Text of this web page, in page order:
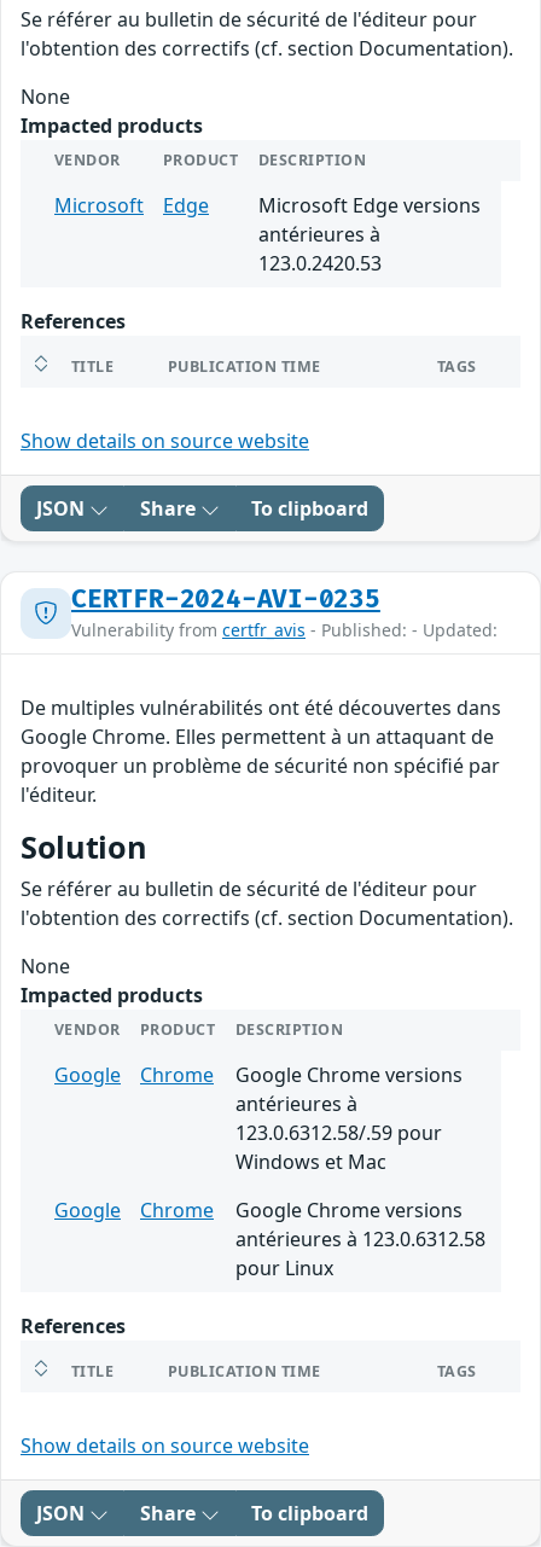
Se référer au bulletin de sécurité de l'éditeur pour
l'obtention des correctifs (cf. section Documentation).
None
Impacted products
VENDOR PRODUCT DESCRIPTION
Microsoft Edge
Microsoft Edge versions
antérieures à
123.0.2420.53
References
TITLE PUBLICATION TIME TAGS
Show details on source website
JSON Share To clipboard
CERTFR-2024-AVI-0235
Vulnerability from certfr_avis - Published: - Updated:
De multiples vulnérabilités ont été découvertes dans
Google Chrome. Elles permettent à un attaquant de
provoquer un problème de sécurité non spécifié par
l'éditeur.
Solution
Se référer au bulletin de sécurité de l'éditeur pour
l'obtention des correctifs (cf. section Documentation).
None
Impacted products
VENDOR PRODUCT DESCRIPTION
Google Chrome
Google Chrome versions
antérieures à
123.0.6312.58/.59 pour
Windows et Mac
Google
Chrome
Google Chrome versions
antérieures à 123.0.6312.58
pour Linux
References
TITLE PUBLICATION TIME TAGS
Show details on source website
JSON Share To clipboard